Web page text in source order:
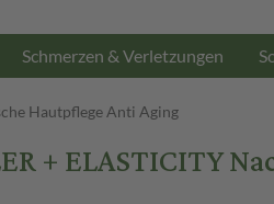
Schmerzen & Verletzungen
Hautpflege Anti Aging
+ ELASTICITY